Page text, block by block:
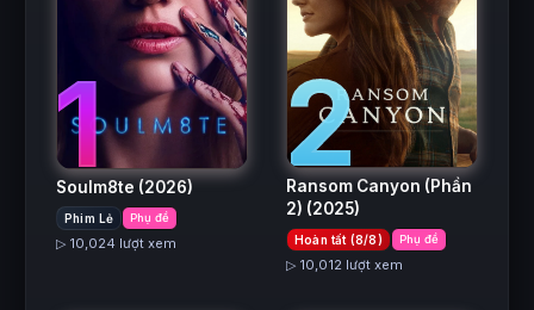
1
Soulm8te (2026)
Phim Lẻ Phụ đề
▷ 10,024 lượt xem
2
Ransom Canyon (Phần
2) (2025)
Hoàn tất (8/8) Phụ đề
▷ 10,012 lượt xem